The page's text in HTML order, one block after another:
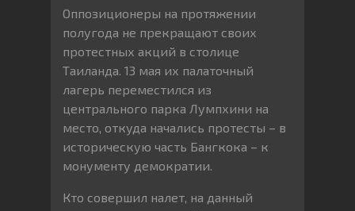
Оппозиционеры на протяжении
полугода не прекращают своих
протестных акций в столице
Таиланда. 13 мая их палаточный
лагерь переместился из
центрального парка Лумпхини на
место, откуда начались протесты – в
историческую часть Бангкока – к
монументу демократии.
Кто совершил налет, на данный